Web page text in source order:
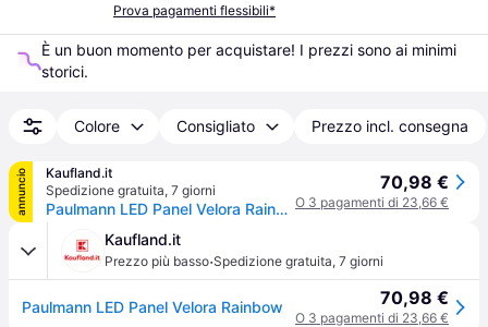
Prova pagamenti flessibili*
È un buon momento per acquistare! I prezzi sono ai minimi
storici.
Colore Consigliato Prezzo incl. consegna
annuncio
Kaufland.it
Spedizione gratuita, 7 giorni
Paulmann LED Panel Velora Rainbow
70,98 €
O 3 pagamenti di 23,66 €
Kaufland.it
Prezzo più basso·Spedizione gratuita, 7 giorni
Paulmann LED Panel Velora Rainbow 70,98 €
O 3 pagamenti di 23,66 €